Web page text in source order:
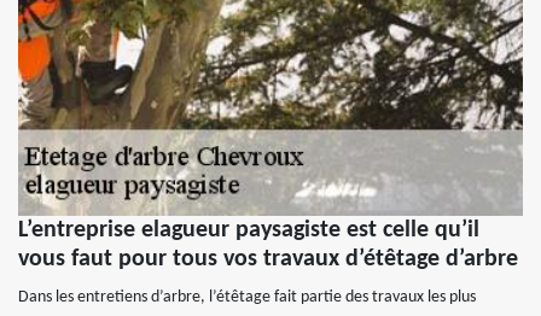
L’entreprise elagueur paysagiste est celle qu’il
vous faut pour tous vos travaux d’étêtage d’arbre
Dans les entretiens d’arbre, l’étêtage fait partie des travaux les plus